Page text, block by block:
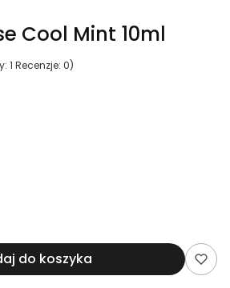
Cool Mint 10ml
1 Recenzje: 0)
do koszyka